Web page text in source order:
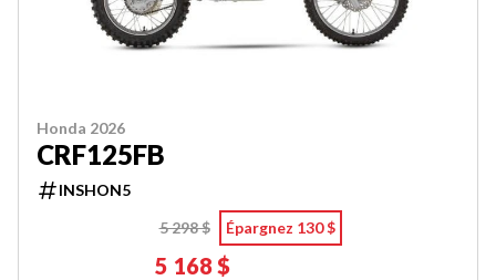
Honda 2026
CRF125FB
INSHON5
5 298 $
Épargnez 130 $
5 168 $